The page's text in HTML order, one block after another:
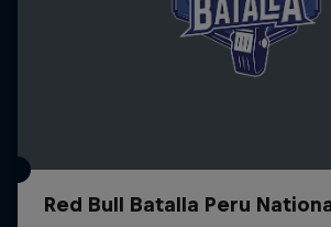
Red Bull Batalla Peru